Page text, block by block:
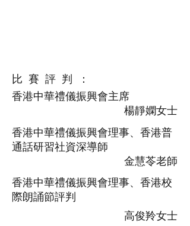
高俊羚女士
比 賽 評 判 ：
香港中華禮儀振興會主席
楊靜嫻女士
香港中華禮儀振興會理事、香港普
通話研習社資深導師
金慧苓老師
香港中華禮儀振興會理事、香港校
際朗誦節評判